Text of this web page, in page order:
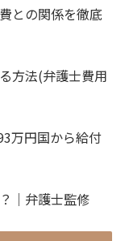
との関係を徹底
方法(弁護士費用
万円国から給付
｜弁護士監修